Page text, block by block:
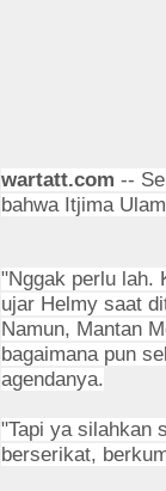
wartatt.com --
bahwa Itjima
"Nggak perlu lah.
ujar Helmy saat
Namun, Mantan
bagaimana pun
agendanya.
"Tapi ya silahkan
berserikat,